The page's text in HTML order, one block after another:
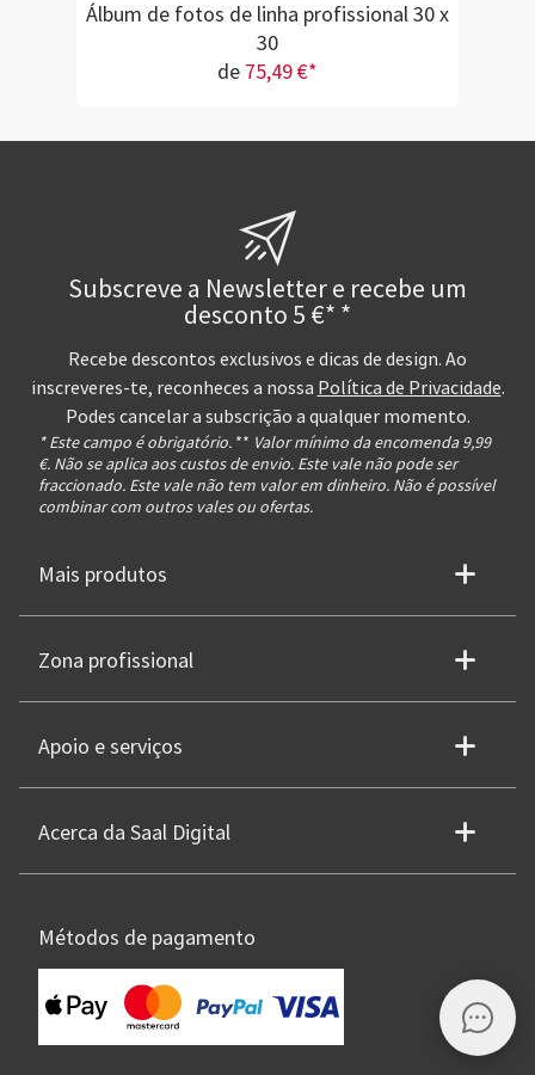
Álbum de fotos de linha profissional 30 x
30
de 75,49 €*
Subscreve a Newsletter e recebe um
desconto 5 €* *
Recebe descontos exclusivos e dicas de design. Ao
inscreveres-te, reconheces a nossa Política de Privacidade.
Podes cancelar a subscrição a qualquer momento.
* Este campo é obrigatório. ** Valor mínimo da encomenda 9,99
€. Não se aplica aos custos de envio. Este vale não pode ser
fraccionado. Este vale não tem valor em dinheiro. Não é possível
combinar com outros vales ou ofertas.
Mais produtos
Zona profissional
Apoio e serviços
Acerca da Saal Digital
Métodos de pagamento